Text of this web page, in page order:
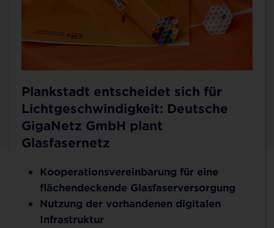
Plankstadt entscheidet sich für
Lichtgeschwindigkeit: Deutsche
GigaNetz GmbH plant
Glasfasernetz
Kooperationsvereinbarung für eine
flächendeckende Glasfaserversorgung
Nutzung der vorhandenen digitalen
Infrastruktur
Kontakt für Plankstadt
Sie möchten mehr über 100 % Glasfaser bis ins